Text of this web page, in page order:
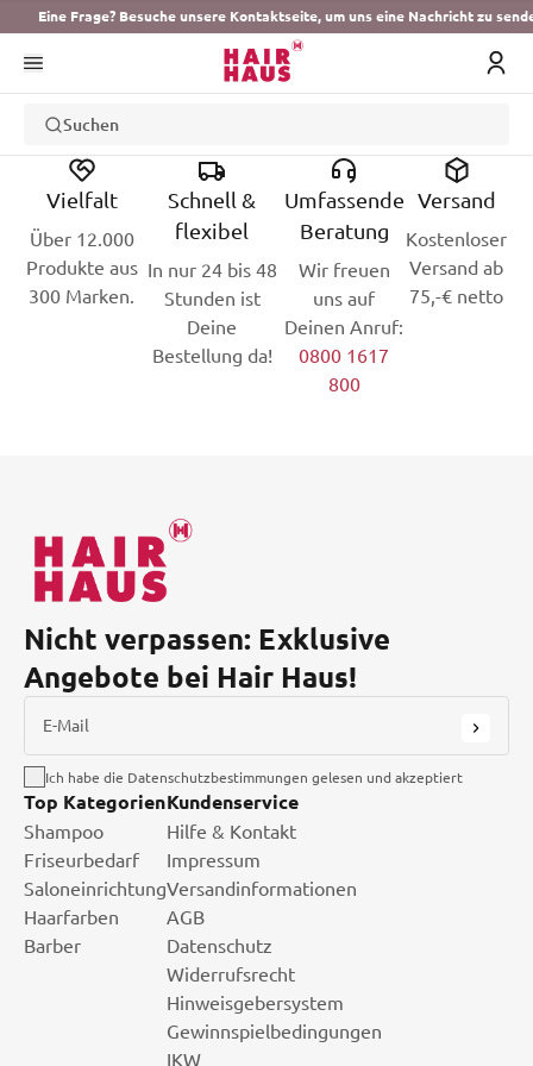
Eine Frage? Besuche unsere Kontaktseite, um uns eine Nachricht zu
Suchen
Vielfalt
Über 12.000
Produkte aus
300 Marken.
Schnell &
flexibel
In nur 24 bis 48
Stunden ist
Deine
Bestellung da!
Umfassende
Beratung
Wir freuen
uns auf
Deinen Anruf:
0800 1617
800
Versand
Kostenloser
Versand ab
75,-€ netto
Nicht verpassen: Exklusive
Angebote bei Hair Haus!
E-Mail
Ich habe die Datenschutzbestimmungen gelesen und akzeptiert
Top Kategorien
Shampoo
Friseurbedarf
Saloneinrichtung
Haarfarben
Barber
Kundenservice
Hilfe & Kontakt
Impressum
Versandinformationen
AGB
Datenschutz
Widerrufsrecht
Hinweisgebersystem
Gewinnspielbedingungen
IKW